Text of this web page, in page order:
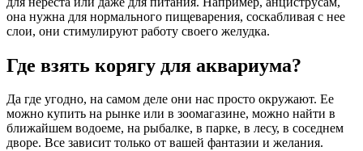
она нужна для нормального пищеварения, соскабливая с нее
слои, они стимулируют работу своего желудка.
Где взять корягу для аквариума?
Да где угодно, на самом деле они нас просто окружают. Ее
можно купить на рынке или в зоомагазине, можно найти в
ближайшем водоеме, на рыбалке, в парке, в лесу, в соседнем
дворе. Все зависит только от вашей фантазии и желания.